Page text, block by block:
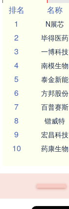
排名
名称
1
N展芯
2 毕得医药
3 一博科技
4 南模生物
5 泰金新能
6 方邦股份
7 百普赛斯
8 锴威特
9 宏昌科技
10 药康生物